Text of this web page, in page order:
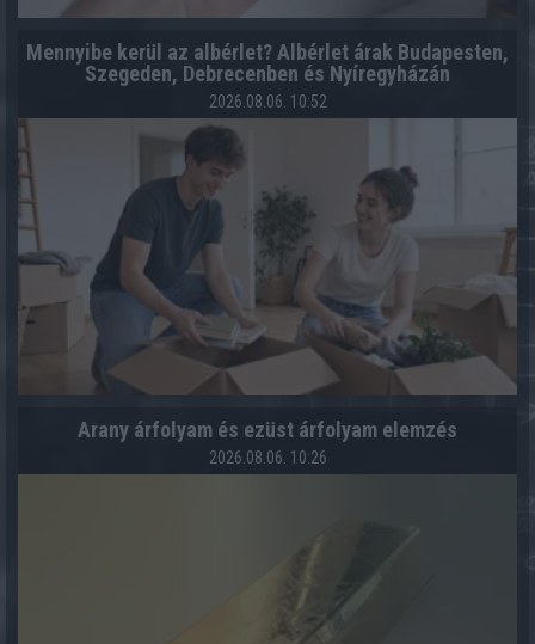
Mennyibe kerül az albérlet? Albérlet árak Budapesten,
Szegeden, Debrecenben és Nyíregyházán
2026.08.06. 10:52
Arany árfolyam és ezüst árfolyam elemzés
2026.08.06. 10:26